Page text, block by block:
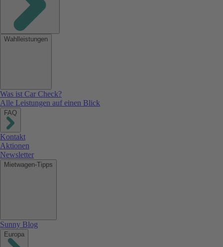
Wahlleistungen
Was ist Car Check?
Alle Leistungen auf einen Blick
FAQ
Kontakt
Aktionen
Newsletter
Mietwagen-Tipps
Sunny Blog
Europa